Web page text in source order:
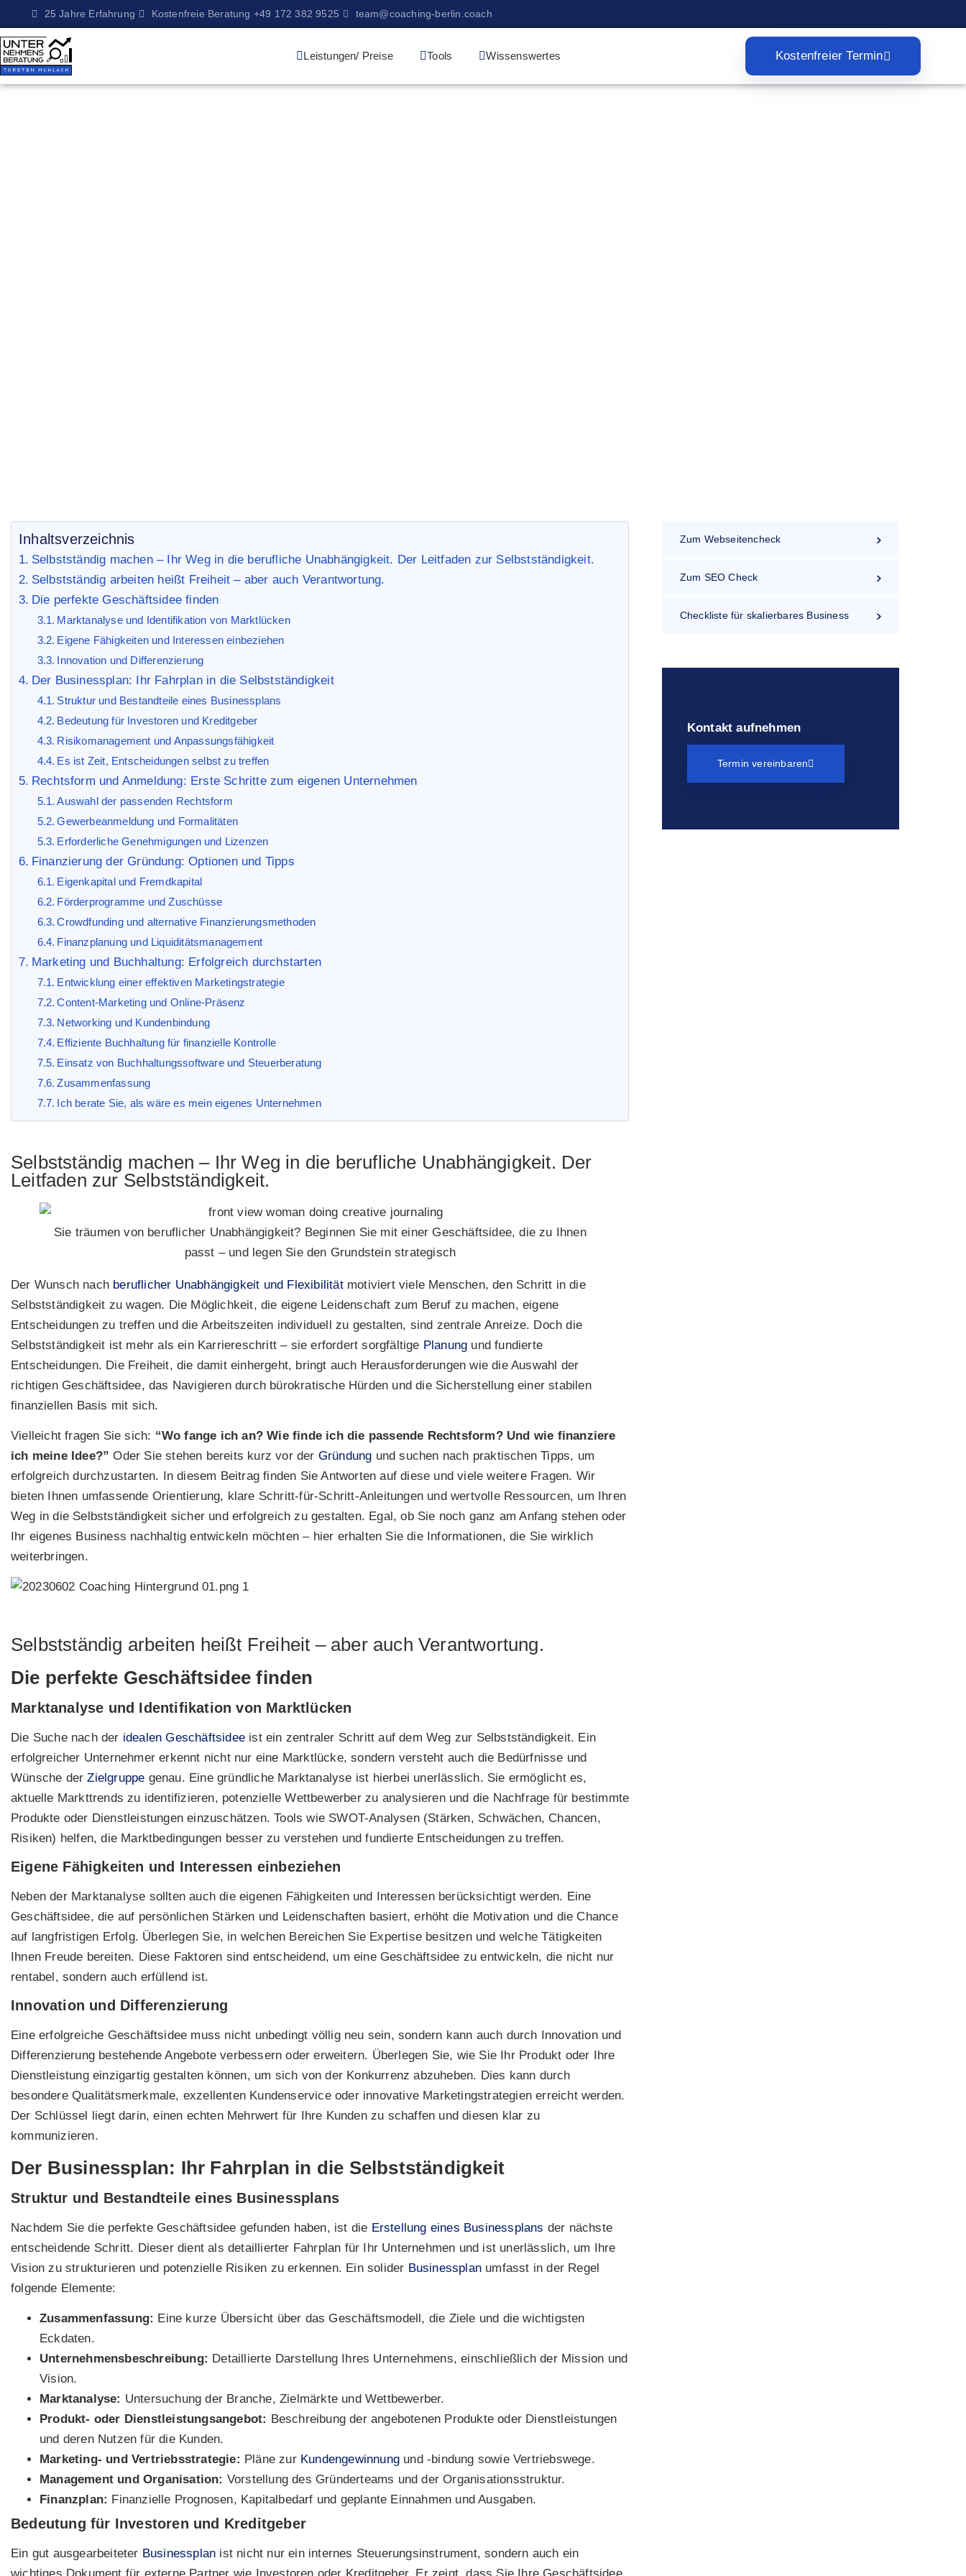
25 Jahre Erfahrung Kostenfreie Beratung +49 172 382 9525 team@coaching-berlin.coach
Leistungen/ Preise Tools Wissenswertes Kostenfreier Termin
Inhaltsverzeichnis
Selbstständig machen – Ihr Weg in die berufliche Unabhängigkeit. Der Leitfaden zur Selbstständigkeit.
Selbstständig arbeiten heißt Freiheit – aber auch Verantwortung.
Die perfekte Geschäftsidee finden
Marktanalyse und Identifikation von Marktlücken
Eigene Fähigkeiten und Interessen einbeziehen
Innovation und Differenzierung
Der Businessplan: Ihr Fahrplan in die Selbstständigkeit
Struktur und Bestandteile eines Businessplans
Bedeutung für Investoren und Kreditgeber
Risikomanagement und Anpassungsfähigkeit
Es ist Zeit, Entscheidungen selbst zu treffen
Rechtsform und Anmeldung: Erste Schritte zum eigenen Unternehmen
Auswahl der passenden Rechtsform
Gewerbeanmeldung und Formalitäten
Erforderliche Genehmigungen und Lizenzen
Finanzierung der Gründung: Optionen und Tipps
Eigenkapital und Fremdkapital
Förderprogramme und Zuschüsse
Crowdfunding und alternative Finanzierungsmethoden
Finanzplanung und Liquiditätsmanagement
Marketing und Buchhaltung: Erfolgreich durchstarten
Entwicklung einer effektiven Marketingstrategie
Content-Marketing und Online-Präsenz
Networking und Kundenbindung
Effiziente Buchhaltung für finanzielle Kontrolle
Einsatz von Buchhaltungssoftware und Steuerberatung
Zusammenfassung
Ich berate Sie, als wäre es mein eigenes Unternehmen
Selbstständig machen – Ihr Weg in die berufliche Unabhängigkeit. Der
Leitfaden zur Selbstständigkeit.
Sie träumen von beruflicher Unabhängigkeit? Beginnen Sie mit einer Geschäftsidee, die zu Ihnen
passt – und legen Sie den Grundstein strategisch
Der Wunsch nach beruflicher Unabhängigkeit und Flexibilitätmotiviert viele Menschen, den Schritt in die
Selbstständigkeit zu wagen. Die Möglichkeit, die eigene Leidenschaft zum Beruf zu machen, eigene
Entscheidungen zu treffen und die Arbeitszeiten individuell zu gestalten, sind zentrale Anreize. Doch die
Selbstständigkeit ist mehr als ein Karriereschritt – sie erfordert sorgfältige Planung und fundierte
Entscheidungen. Die Freiheit, die damit einhergeht, bringt auch Herausforderungen wie die Auswahl der
richtigen Geschäftsidee, das Navigieren durch bürokratische Hürden und die Sicherstellung einer stabilen
finanziellen Basis mit sich.
Vielleicht fragen Sie sich: “Wo fange ich an? Wie finde ich die passende Rechtsform? Und wie finanziere
ich meine Idee?” Oder Sie stehen bereits kurz vor der Gründung und suchen nach praktischen Tipps, um
erfolgreich durchzustarten. In diesem Beitrag finden Sie Antworten auf diese und viele weitere Fragen. Wir
bieten Ihnen umfassende Orientierung, klare Schritt-für-Schritt-Anleitungen und wertvolle Ressourcen, um Ihren
Weg in die Selbstständigkeit sicher und erfolgreich zu gestalten. Egal, ob Sie noch ganz am Anfang stehen oder
Ihr eigenes Business nachhaltig entwickeln möchten – hier erhalten Sie die Informationen, die Sie wirklich
weiterbringen.
Selbstständig arbeiten heißt Freiheit – aber auch Verantwortung.
Die perfekte Geschäftsidee finden
Marktanalyse und Identifikation von Marktlücken
Die Suche nach der idealen Geschäftsidee ist ein zentraler Schritt auf dem Weg zur Selbstständigkeit. Ein
erfolgreicher Unternehmer erkennt nicht nur eine Marktlücke, sondern versteht auch die Bedürfnisse und
Wünsche derZielgruppe genau. Eine gründliche Marktanalyse ist hierbei unerlässlich. Sie ermöglicht es,
aktuelle Markttrends zu identifizieren, potenzielle Wettbewerber zu analysieren und die Nachfrage für bestimmte
Produkte oder Dienstleistungen einzuschätzen. Tools wie SWOT-Analysen (Stärken, Schwächen, Chancen,
Risiken) helfen, die Marktbedingungen besser zu verstehen und fundierte Entscheidungen zu treffen.
Eigene Fähigkeiten und Interessen einbeziehen
Neben der Marktanalyse sollten auch die eigenen Fähigkeiten und Interessen berücksichtigt werden. Eine
Geschäftsidee, die auf persönlichen Stärken und Leidenschaften basiert, erhöht die Motivation und die Chance
auf langfristigen Erfolg. Überlegen Sie, in welchen Bereichen Sie Expertise besitzen und welche Tätigkeiten
Ihnen Freude bereiten. Diese Faktoren sind entscheidend, um eine Geschäftsidee zu entwickeln, die nicht nur
rentabel, sondern auch erfüllend ist.
Innovation und Differenzierung
Eine erfolgreiche Geschäftsidee muss nicht unbedingt völlig neu sein, sondern kann auch durch Innovation und
Differenzierung bestehende Angebote verbessern oder erweitern. Überlegen Sie, wie Sie Ihr Produkt oder Ihre
Dienstleistung einzigartig gestalten können, um sich von der Konkurrenz abzuheben. Dies kann durch
besondere Qualitätsmerkmale, exzellenten Kundenservice oder innovative Marketingstrategien erreicht werden.
Der Schlüssel liegt darin, einen echten Mehrwert für Ihre Kunden zu schaffen und diesen klar zu
kommunizieren.
Der Businessplan: Ihr Fahrplan in die Selbstständigkeit
Struktur und Bestandteile eines Businessplans
Nachdem Sie die perfekte Geschäftsidee gefunden haben, ist die Erstellung eines Businessplans der nächste
entscheidende Schritt. Dieser dient als detaillierter Fahrplan für Ihr Unternehmen und ist unerlässlich, um Ihre
Vision zu strukturieren und potenzielle Risiken zu erkennen. Ein solider Businessplan umfasst in der Regel
folgende Elemente:
Zusammenfassung: Eine kurze Übersicht über das Geschäftsmodell, die Ziele und die wichtigsten
Eckdaten.
Unternehmensbeschreibung: Detaillierte Darstellung Ihres Unternehmens, einschließlich der Mission und
Vision.
Marktanalyse: Untersuchung der Branche, Zielmärkte und Wettbewerber.
Produkt- oder Dienstleistungsangebot: Beschreibung der angebotenen Produkte oder Dienstleistungen
und deren Nutzen für die Kunden.
Marketing- und Vertriebsstrategie: Pläne zur Kundengewinnung und -bindung sowie Vertriebswege.
Management und Organisation: Vorstellung des Gründerteams und der Organisationsstruktur.
Finanzplan: Finanzielle Prognosen, Kapitalbedarf und geplante Einnahmen und Ausgaben.
Bedeutung für Investoren und Kreditgeber
Ein gut ausgearbeiteter Businessplan ist nicht nur ein internes Steuerungsinstrument, sondern auch ein
Zum Webseitencheck
Zum SEO Check
Checkliste für skalierbares Business
Kontakt aufnehmen
Termin vereinbaren